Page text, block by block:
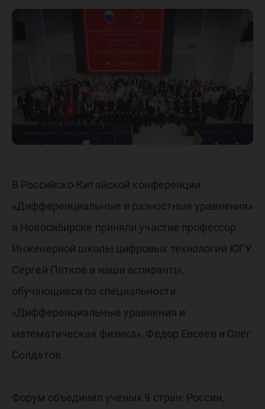
и
В Российско-Китайской конференции
«Дифференциальные и разностные уравнения»
в Новосибирске приняли участие профессор
Инженерной школы цифровых технологий ЮГУ
Сергей Пятков и наши аспиранты,
обучающиеся по специальности
«Дифференциальные уравнения и
математическая физика», Федор Евсеев и Олег
Солдатов.
Форум объединил ученых 9 стран: России,